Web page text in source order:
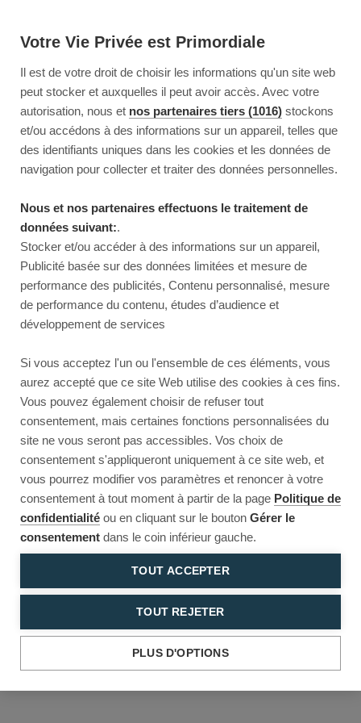
Votre Vie Privée est Primordiale
Il est de votre droit de choisir les informations qu'un site web
peut stocker et auxquelles il peut avoir accès. Avec votre
autorisation, nous et nos partenaires tiers (1016) stockons
et/ou accédons à des informations sur un appareil, telles que
des identifiants uniques dans les cookies et les données de
navigation pour collecter et traiter des données personnelles.
Nous et nos partenaires effectuons le traitement de
données suivant:.
Stocker et/ou accéder à des informations sur un appareil,
Publicité basée sur des données limitées et mesure de
performance des publicités, Contenu personnalisé, mesure
de performance du contenu, études d’audience et
développement de services
Si vous acceptez l'un ou l'ensemble de ces éléments, vous
aurez accepté que ce site Web utilise des cookies à ces fins.
Vous pouvez également choisir de refuser tout
consentement, mais certaines fonctions personnalisées du
site ne vous seront pas accessibles. Vos choix de
consentement s'appliqueront uniquement à ce site web, et
vous pourrez modifier vos paramètres et renoncer à votre
consentement à tout moment à partir de la page Politique de
confidentialité ou en cliquant sur le bouton Gérer le
consentement dans le coin inférieur gauche.
TOUT ACCEPTER
TOUT REJETER
PLUS D'OPTIONS
Reload to try again, or go back.
Reload Back